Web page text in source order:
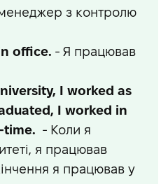
з контролю
office. - Я працював
I worked as
I worked in
time. - Коли я
я працював
я працював у